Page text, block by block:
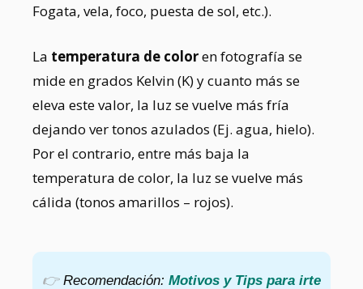
Fogata, vela, foco, puesta de sol, etc.).
La temperatura de coloren fotografía se
mide en grados Kelvin (K) y cuanto más se
eleva este valor, la luz se vuelve más fría
dejando ver tonos azulados (Ej. agua, hielo).
Por el contrario, entre más baja la
temperatura de color, la luz se vuelve más
cálida (tonos amarillos – rojos).
👉 Recomendación: Motivos y Tips para irte